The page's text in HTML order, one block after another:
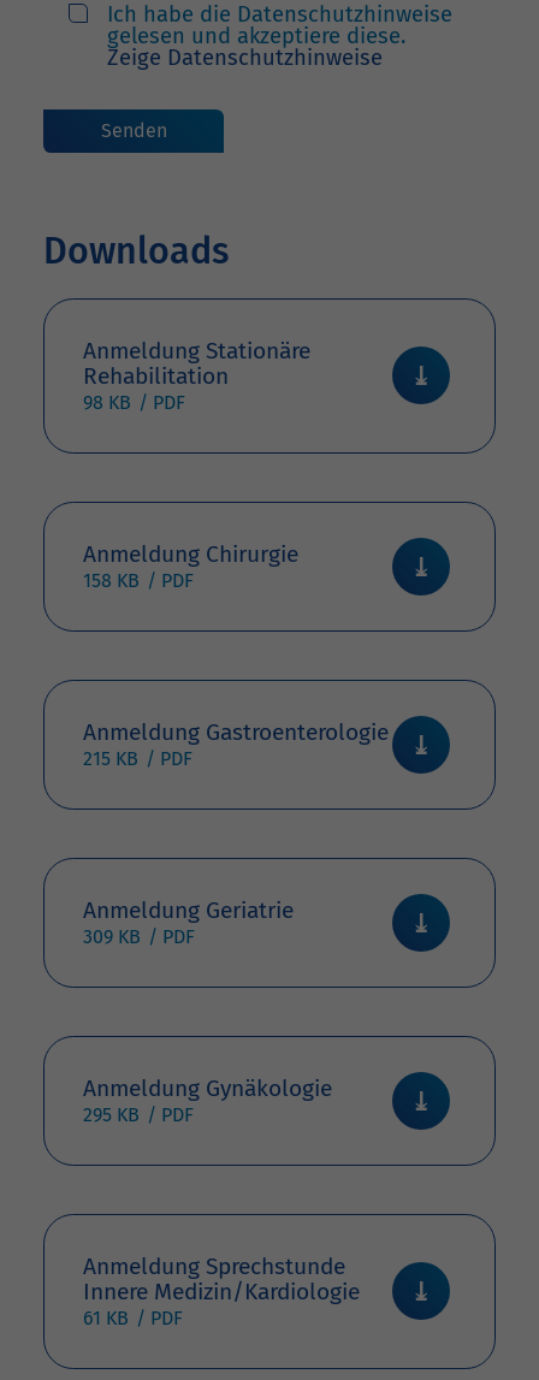
Ich habe die Datenschutzhinweise
gelesen und akzeptiere diese.
Zeige Datenschutzhinweise
Downloads
Anmeldung Stationäre
Rehabilitation
98 KB
Anmeldung Chirurgie
158 KB
Anmeldung Gastroenterologie
215 KB
Anmeldung Geriatrie
309 KB
Anmeldung Gynäkologie
295 KB
Anmeldung Sprechstunde
Innere Medizin/Kardiologie
61 KB